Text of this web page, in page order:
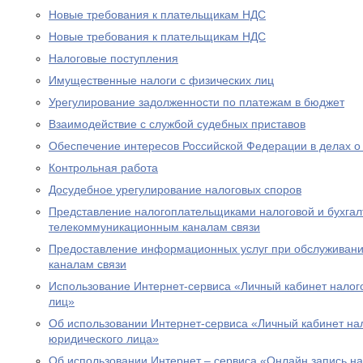
Новые требования к плательщикам НДС
Новые требования к плательщикам НДС
Налоговые поступления
Имущественные налоги с физических лиц
Урегулирование задолженности по платежам в бюджет
Взаимодействие с службой судебных приставов
Обеспечение интересов Российской Федерации в делах о
Контрольная работа
Досудебное урегулирование налоговых споров
Представление налогоплательщиками налоговой и
телекоммуникационным каналам связи
Предоставление информационных услуг при
каналам связи
Использование Интернет-сервиса «Личный кабинет
лиц»
Об использовании Интернет-сервиса «Личный кабинет
юридического лица»